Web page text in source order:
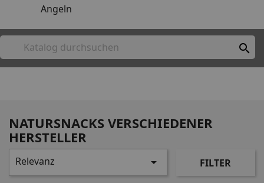
Angeln

NATURSNACKS VERSCHIEDENER
HERSTELLER
Relevanz  FILTER